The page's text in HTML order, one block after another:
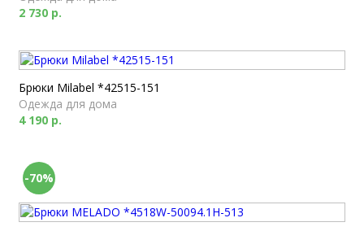
2 730 р.
Брюки Milabel *42515-151
Одежда для дома
4 190 р.
-70%